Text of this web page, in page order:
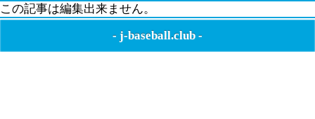
この記事は編集出来ません。
- j-baseball.club -